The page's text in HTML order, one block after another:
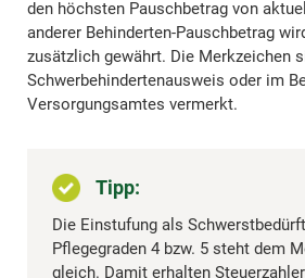
den höchsten Pauschbetrag von
anderer Behinderten-Pauschbetrag
zusätzlich gewährt. Die Merkzeichen
Schwerbehindertenausweis oder im
Versorgungsamtes vermerkt.
Tipp:
Die Einstufung als
Pflegegraden 4 bzw. 5 steht dem
gleich. Damit erhalten